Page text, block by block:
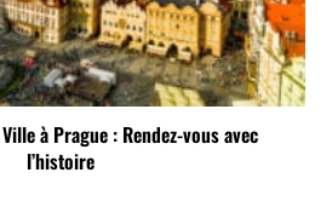
à Prague : Rendez-vous avec
l’histoire